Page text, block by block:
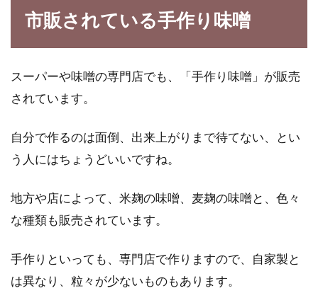
市販されている手作り味噌
スーパーや味噌の専門店でも、「手作り味噌」が販売
されています。
自分で作るのは面倒、出来上がりまで待てない、とい
う人にはちょうどいいですね。
地方や店によって、米麹の味噌、麦麹の味噌と、色々
な種類も販売されています。
手作りといっても、専門店で作りますので、自家製と
は異なり、粒々が少ないものもあります。